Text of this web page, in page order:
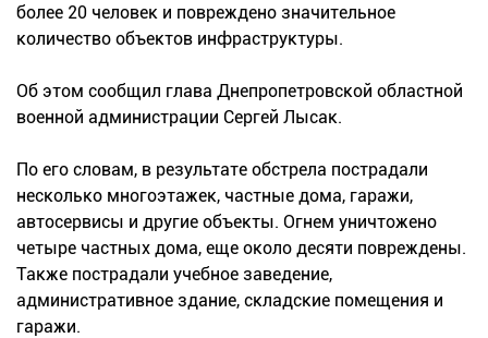
более 20 человек и повреждено значительное
количество объектов инфраструктуры.
Об этом сообщил глава Днепропетровской областной
военной администрации Сергей Лысак.
По его словам, в результате обстрела пострадали
несколько многоэтажек, частные дома, гаражи,
автосервисы и другие объекты. Огнем уничтожено
четыре частных дома, еще около десяти повреждены.
Также пострадали учебное заведение,
административное здание, складские помещения и
гаражи.